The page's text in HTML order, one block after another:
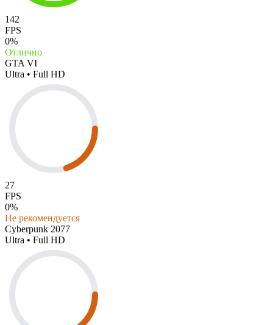
142
FPS
0%
Отлично
GTA VI
Ultra • Full HD
27
FPS
0%
Не рекомендуется
Cyberpunk 2077
Ultra • Full HD